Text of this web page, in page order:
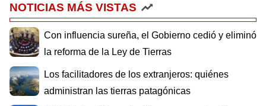
NOTICIAS MÁS VISTAS
Con influencia sureña, el Gobierno cedió y eliminó
la reforma de la Ley de Tierras
Los facilitadores de los extranjeros: quiénes
administran las tierras patagónicas